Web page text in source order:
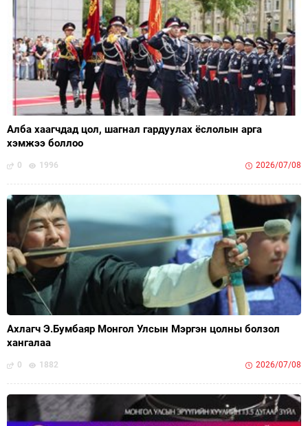
Алба хаагчдад цол, шагнал гардуулах ёслолын арга
хэмжээ боллоо
0 1996 2026/07/08
Ахлагч Э.Бумбаяр Монгол Улсын Мэргэн цолны болзол
хангалаа
0 1882 2026/07/08